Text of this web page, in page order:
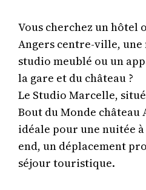
Vous cherchez un hôtel
Angers centre-ville, une
studio meublé ou un
la gare et du château ?
Le Studio Marcelle,
Bout du Monde château
idéale pour une nuitée
end, un déplacement
séjour touristique.